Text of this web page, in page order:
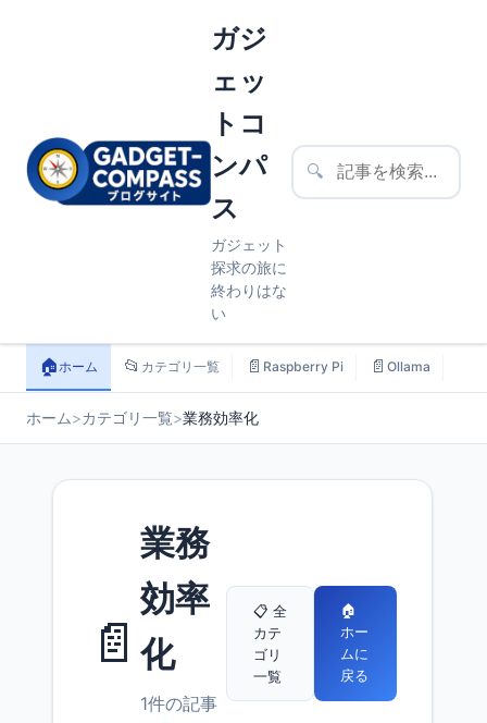
ガジ
ェッ
トコ
ンパ
ス
ガジェット
探求の旅に
終わりはな
い
🔍
🏠ホーム 📂 カテゴリ一覧 📄 Raspberry Pi 📄 Ollama
ホーム>カテゴリ一覧>業務効率化
📄
業務
効率
化
1件の記事
📋 全
カテ
ゴリ
一覧
🏠
ホー
ムに
戻る